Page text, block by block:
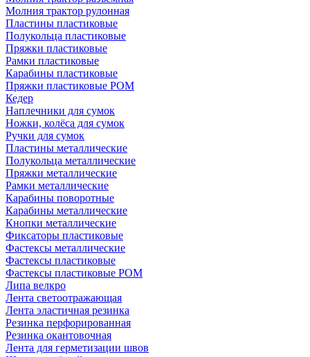
Молния трактор рулонная
Пластины пластиковые
Полукольца пластиковые
Пряжки пластиковые
Рамки пластиковые
Карабины пластиковые
Пряжки пластиковые РОМ
Кедер
Наплечники для сумок
Ножки, колёса для сумок
Ручки для сумок
Пластины металлические
Полукольца металлические
Пряжки металлические
Рамки металлические
Карабины поворотные
Карабины металлические
Кнопки металлические
Фиксаторы пластиковые
Фастексы металлические
Фастексы пластиковые
Фастексы пластиковые POM
Липа велкро
Лента светоотражающая
Лента эластичная резинка
Резинка перфорированная
Резинка окантовочная
Лента для герметизации швов